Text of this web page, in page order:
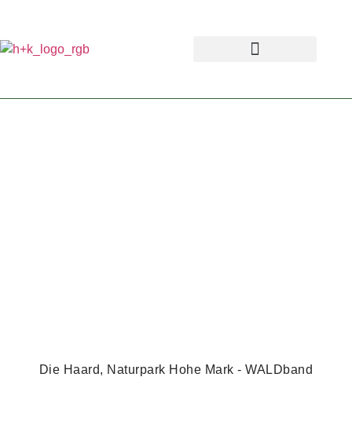
Die Haard, Naturpark Hohe Mark - WALDband